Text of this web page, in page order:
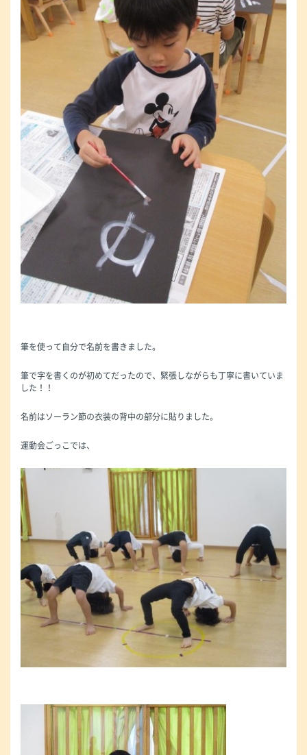
筆を使って自分で名前を書きました。
筆で字を書くのが初めてだったので、緊張しながらも丁寧に書いていま
した！！
名前はソーラン節の衣装の背中の部分に貼りました。
運動会ごっこでは、